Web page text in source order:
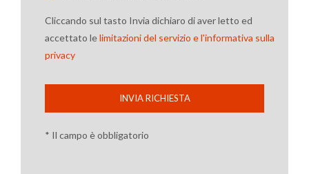
Cliccando sul tasto Invia dichiaro di aver letto ed
accettato lelimitazioni del servizio e l'informativa sulla
privacy
INVIA RICHIESTA
* Il campo è obbligatorio